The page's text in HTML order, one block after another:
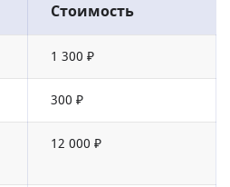
Стоимость
1 300 ₽
300 ₽
12 000 ₽